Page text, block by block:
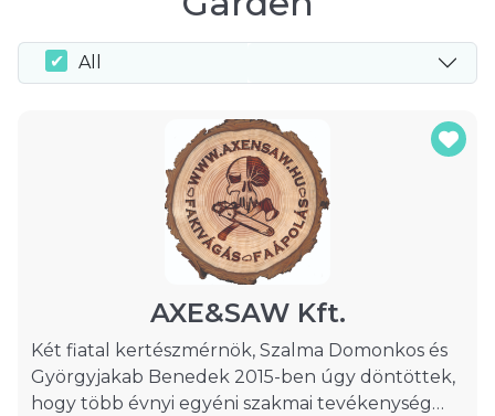
All
AXE&SAW Kft.
Két fiatal kertészmérnök, Szalma Domonkos és
Györgyjakab Benedek 2015-ben úgy döntöttek,
hogy több évnyi egyéni szakmai tevékenység